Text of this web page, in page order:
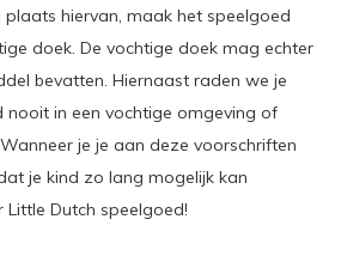
plaats hiervan, maak het speelgoed
doek. De vochtige doek mag echter
bevatten. Hiernaast raden we je
nooit in een vochtige omgeving of
je je aan deze voorschriften
je kind zo lang mogelijk kan
Dutch speelgoed!